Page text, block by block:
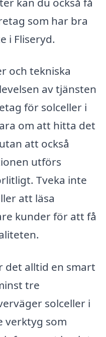
som har bra
i Fliseryd.
och tekniska
av tjänsten
för solceller i
om att hitta det
att också
utförs
Tveka inte
att läsa
kunder för att få
det alltid en smart
tre
solceller i
verktyg som